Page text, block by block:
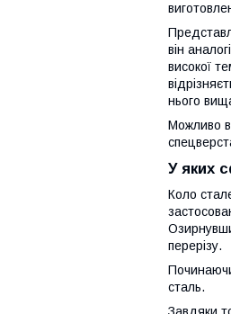
він
високої
нього
Можливо
У яких
Коло
перерізу.
сталь.